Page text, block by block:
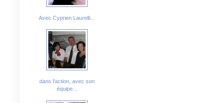
Avec Cyprien Laurelli...
dans l'action, avec son
équipe...